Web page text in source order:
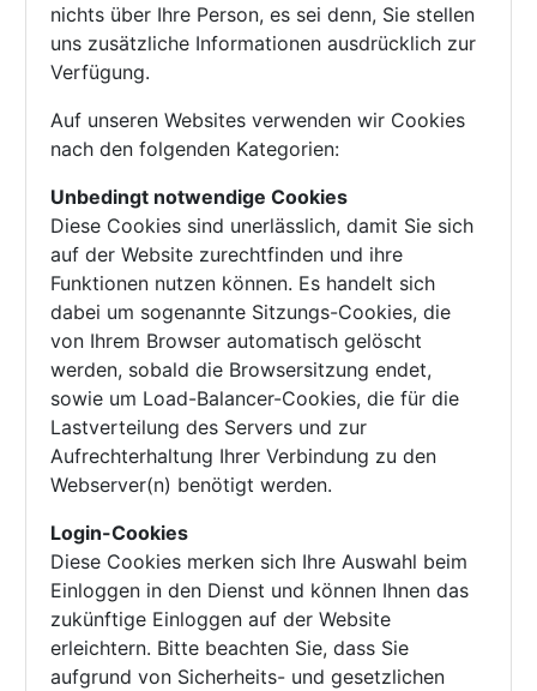
nichts über Ihre Person, es sei denn, Sie stellen
uns zusätzliche Informationen ausdrücklich zur
Verfügung.
Auf unseren Websites verwenden wir Cookies
nach den folgenden Kategorien:
Unbedingt notwendige Cookies
Diese Cookies sind unerlässlich, damit Sie sich
auf der Website zurechtfinden und ihre
Funktionen nutzen können. Es handelt sich
dabei um sogenannte Sitzungs-Cookies, die
von Ihrem Browser automatisch gelöscht
werden, sobald die Browsersitzung endet,
sowie um Load-Balancer-Cookies, die für die
Lastverteilung des Servers und zur
Aufrechterhaltung Ihrer Verbindung zu den
Webserver(n) benötigt werden.
Login-Cookies
Diese Cookies merken sich Ihre Auswahl beim
Einloggen in den Dienst und können Ihnen das
zukünftige Einloggen auf der Website
erleichtern. Bitte beachten Sie, dass Sie
aufgrund von Sicherheits- und gesetzlichen